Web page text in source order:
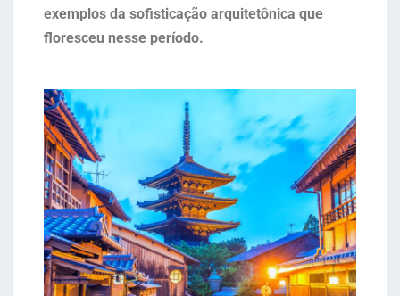
exemplos da sofisticação arquitetônica que
floresceu nesse período.